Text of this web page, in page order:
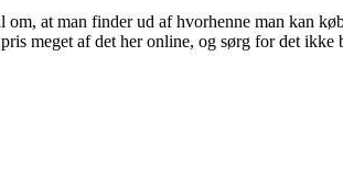
at man finder ud af hvorhenne man kan
meget af det her online, og sørg for det